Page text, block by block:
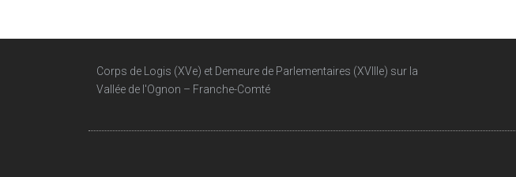
Corps de Logis (XVe) et Demeure de Parlementaires (XVIIIe) sur la
Vallée de l'Ognon – Franche-Comté​